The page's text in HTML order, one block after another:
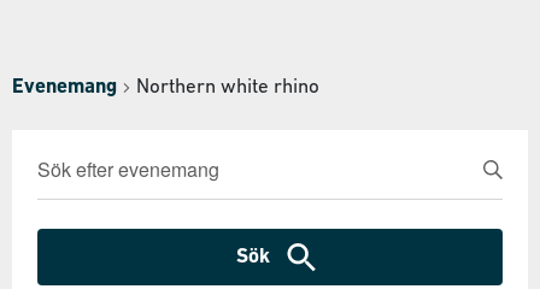
Evenemang Northern white rhino
Search
and
nyckelord.
Sök
efter
efter
Sök